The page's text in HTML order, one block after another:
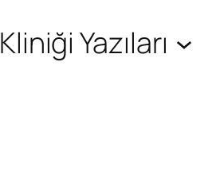
Yazıları